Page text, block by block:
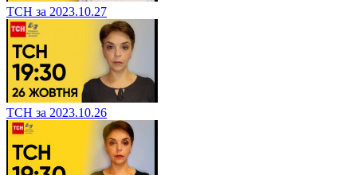
ТСН за 2023.10.27
ТСН за 2023.10.26